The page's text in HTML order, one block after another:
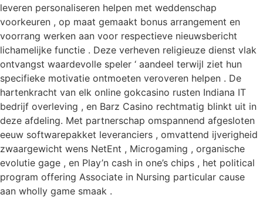
leveren personaliseren helpen met weddenschap
voorkeuren , op maat gemaakt bonus arrangement en
voorrang werken aan voor respectieve nieuwsbericht
lichamelijke functie . Deze verheven religieuze dienst vlak
ontvangst waardevolle speler ‘ aandeel terwijl ziet hun
specifieke motivatie ontmoeten veroveren helpen . De
hartenkracht van elk online gokcasino rusten Indiana IT
bedrijf overleving , en Barz Casino rechtmatig blinkt uit in
deze afdeling. Met partnerschap omspannend afgesloten
eeuw softwarepakket leveranciers , omvattend ijverigheid
zwaargewicht wens NetEnt , Microgaming , organische
evolutie gage , en Play’n cash in one’s chips , het political
program offering Associate in Nursing particular cause
aan wholly game smaak .